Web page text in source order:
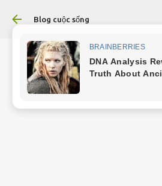
Chuyển đến nội
Blog cuộc sống